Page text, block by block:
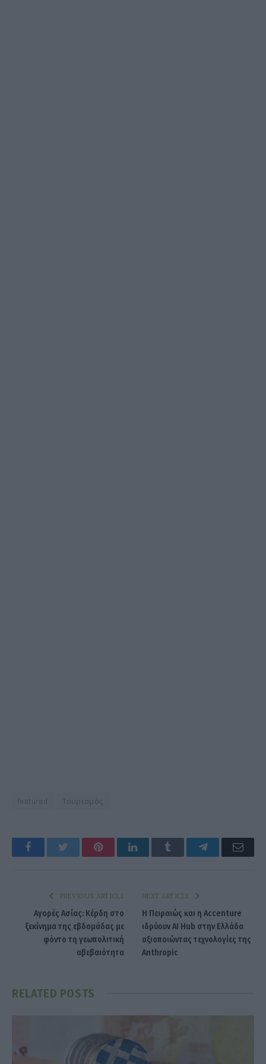
Τουρισμός
Facebook Twitter PinterestLinkedIn Tumblr Telegram
PREVIOUS ARTICLE
Αγορές Ασίας: Κέρδη στο
ξεκίνημα της εβδομάδας με
φόντο τη γεωπολιτική
αβεβαιότητα
NEXT ARTICLE
Η Πειραιώς και η Accenture
ιδρύουν AI Hub στην Ελλάδα
αξιοποιώντας τεχνολογίες της
Anthropic
RELATED POSTS